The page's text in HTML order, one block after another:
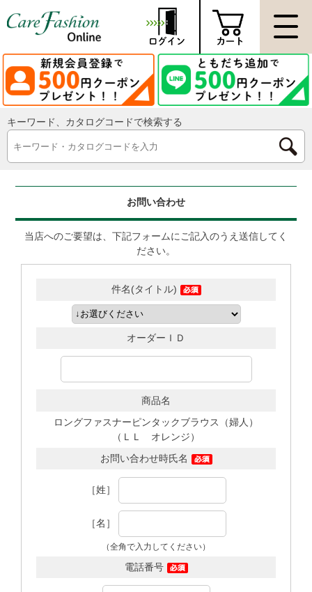
キーワード、カタログコードで検索する
お問い合わせ
当店へのご要望は、下記フォームにご記入のうえ送信してく
ださい。
件名(タイトル)
オーダーＩＤ
商品名
ロングファスナーピンタックブラウス（婦人）
（ＬＬ オレンジ）
お問い合わせ時氏名
［姓］
［名］
（全角で入力してください）
電話番号